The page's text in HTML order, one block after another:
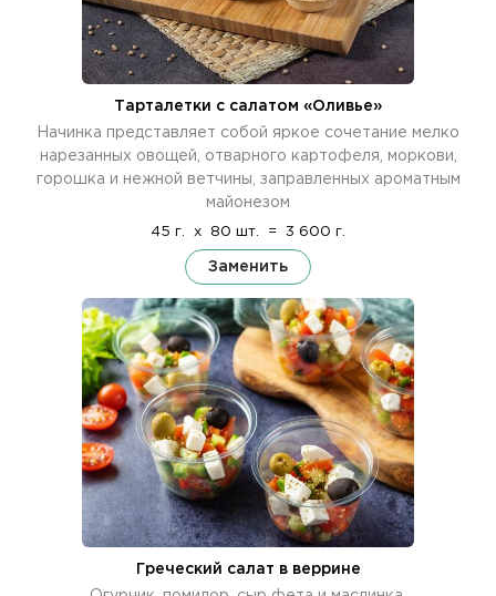
Тарталетки с салатом «Оливье»
Начинка представляет собой яркое сочетание мелко
нарезанных овощей, отварного картофеля, моркови,
горошка и нежной ветчины, заправленных ароматным
майонезом
45 г. x 80 шт. = 3 600 г.
Заменить
Греческий салат в веррине